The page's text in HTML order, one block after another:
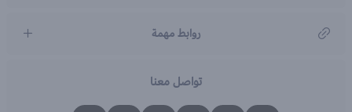
روابط مهمة
تواصل معنا